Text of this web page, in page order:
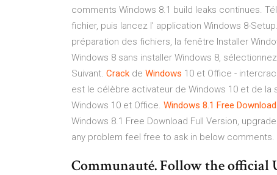
comments Windows 8.1 build leaks continues.
fichier, puis lancez l’ application Windows 8-
préparation des fichiers, la fenêtre Installer
Windows 8 sans installer Windows 8,
Suivant. Crack de Windows 10 et Office -
est le célèbre activateur de Windows 10 et de
Windows 10 et Office. Windows 8.1 Free
Windows 8.1 Free Download Full Version,
any problem feel free to ask in below comments.
Communauté. Follow the official